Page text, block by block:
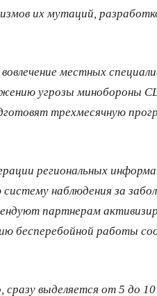
их мутаций,
местных
угрозы минобороны
трехмесячную
региональных
наблюдения за
партнерам
бесперебойной работы
сразу выделяется от 5 до